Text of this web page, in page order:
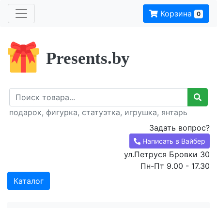
Корзина 0
Presents.by
подарок, фигурка, статуэтка, игрушка, янтарь
Задать вопрос?
Написать в Вайбер
ул.Петруся Бровки 30
Пн-Пт 9.00 - 17.30
Каталог